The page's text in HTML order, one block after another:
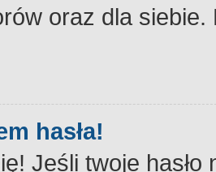
oraz dla
hasła!
Jeśli twoje